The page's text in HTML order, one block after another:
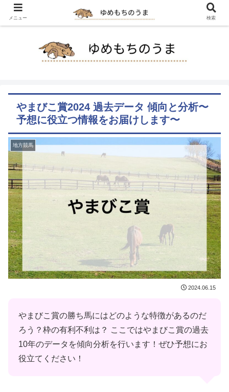
やまびこ賞2024 過去データ 傾向と分析〜
予想に役立つ情報をお届けします〜
地方競馬
2024.06.15
やまびこ賞の勝ち馬にはどのような特徴があるのだ
ろう？枠の有利不利は？ ここではやまびこ賞の過去
10年のデータを傾向分析を行います！ぜひ予想にお
役立てください！
メニュー 検索